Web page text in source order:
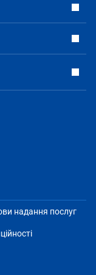
надання послуг